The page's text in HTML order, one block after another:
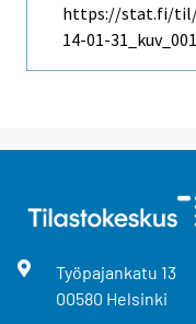
https://stat.fi/til/
14-01-
Työpajankatu 13
00580 Helsinki